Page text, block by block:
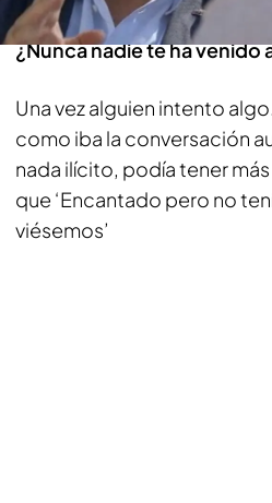
¿Nunca nadie te ha venido
Una vez alguien intento
como iba la conversación
nada ilícito, podía tener
que ‘Encantado pero no
viésemos’